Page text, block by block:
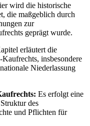
wird die historische
die maßgeblich durch
zur
geprägt wurde.
erläutert die
insbesondere
Niederlassung
Es erfolgt eine
des
und Pflichten für